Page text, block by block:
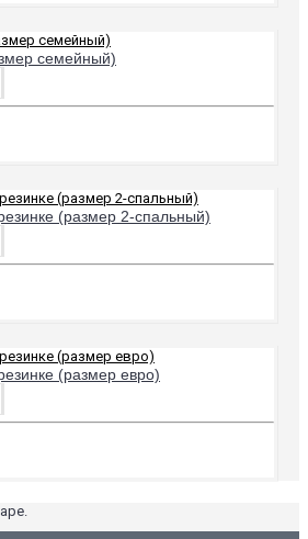
семейный)
(размер 2-спальный)
(размер евро)